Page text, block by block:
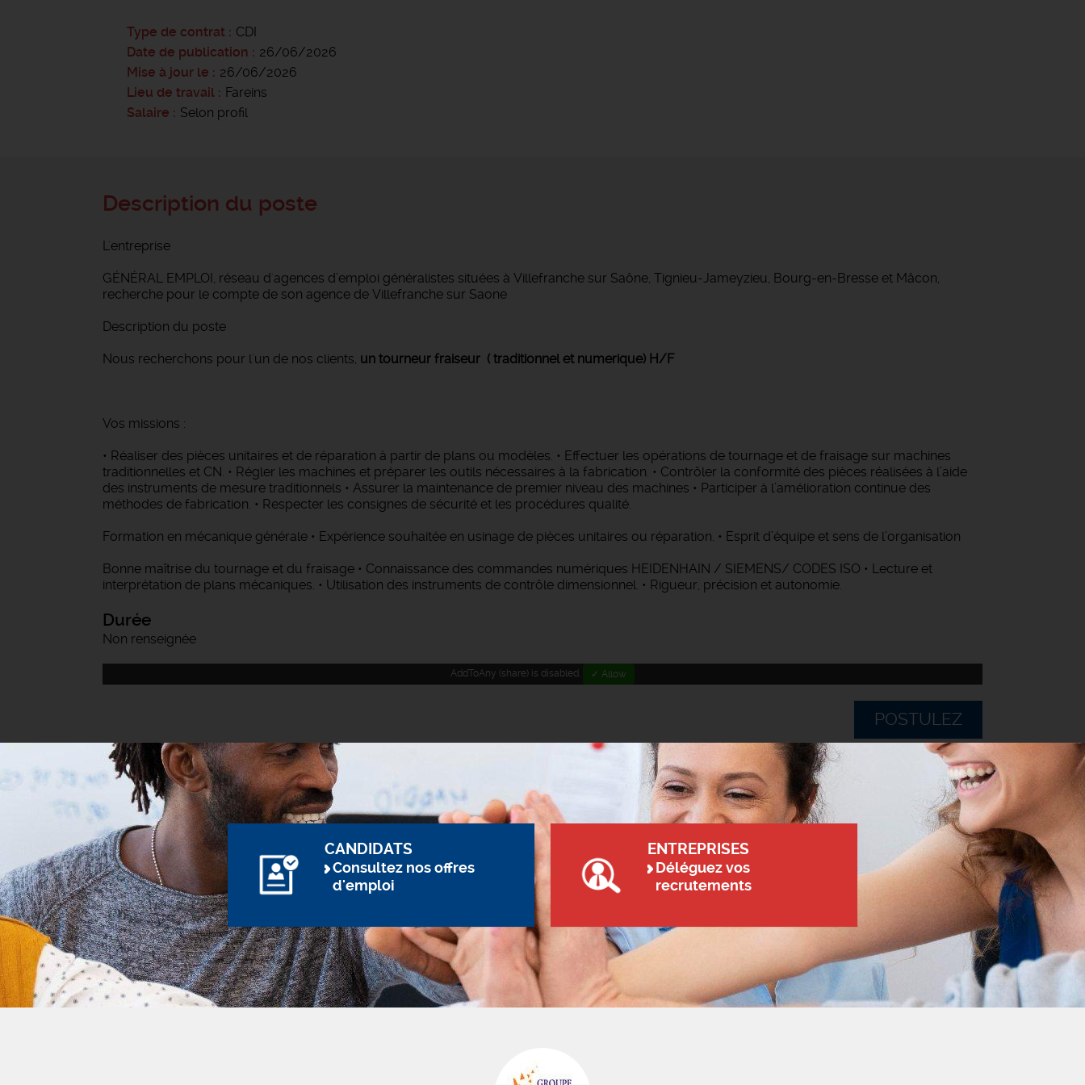
Type de contrat
CDI
Date de publication
26/06/2026
Mise à jour le
26/06/2026
Lieu de travail
Fareins
Salaire
Selon profil
Description du poste
L'entreprise
GÉNÉRAL EMPLOI, réseau d'agences d’emploi généralistes situées à Villefranche sur Saône, Tignieu-Jameyzieu, Bourg-en-Bresse et Mâcon,
recherche pour le compte de son agence de Villefranche sur Saone
Description du poste
Nous recherchons pour l'un de nos clients, un tourneur fraiseur ( traditionnel et numerique) H/F
Vos missions :
• Réaliser des pièces unitaires et de réparation à partir de plans ou modèles. • Effectuer les opérations de tournage et de fraisage sur machines
traditionnelles et CN. • Régler les machines et préparer les outils nécessaires à la fabrication. • Contrôler la conformité des pièces réalisées à l’aide
des instruments de mesure traditionnels • Assurer la maintenance de premier niveau des machines • Participer à l’amélioration continue des
méthodes de fabrication. • Respecter les consignes de sécurité et les procédures qualité.
Formation en mécanique générale • Expérience souhaitée en usinage de pièces unitaires ou réparation. • Esprit d’équipe et sens de l’organisation
Bonne maîtrise du tournage et du fraisage • Connaissance des commandes numériques HEIDENHAIN / SIEMENS/ CODES ISO • Lecture et
interprétation de plans mécaniques. • Utilisation des instruments de contrôle dimensionnel. • Rigueur, précision et autonomie.
Durée
Non renseignée
AddToAny (share) is disabled. ✓ Allow
POSTULEZ
CANDIDATS
Consultez nos offres
d'emploi
ENTREPRISES
Déléguez vos
recrutements